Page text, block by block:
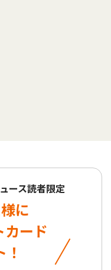
ース読者限定
に
カード